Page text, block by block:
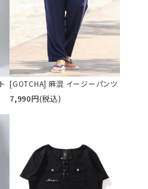
絞り込んで検索する
[GOTCHA] 麻混 イージーパンツ
7,990円(税込)